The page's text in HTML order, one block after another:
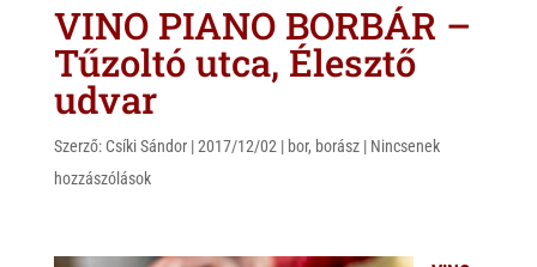
VINO PIANO BORBÁR –
Tűzoltó utca, Élesztő
udvar
Szerző: Csíki Sándor|2017/12/02 | bor, borász| Nincsenek
hozzászólások